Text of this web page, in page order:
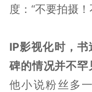
度：“不要拍摄
IP影视化时，书
碑的情况并不罕
他小说粉丝多